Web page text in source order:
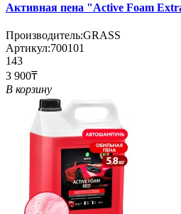
Активная пена "Active Foam
Производитель:GRASS
Артикул:700101
143
3 900₸
В корзину